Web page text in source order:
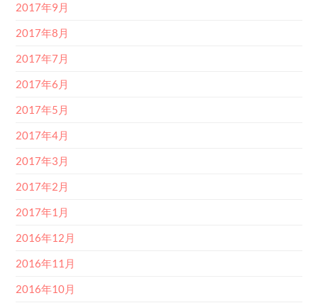
2017年9月
2017年8月
2017年7月
2017年6月
2017年5月
2017年4月
2017年3月
2017年2月
2017年1月
2016年12月
2016年11月
2016年10月